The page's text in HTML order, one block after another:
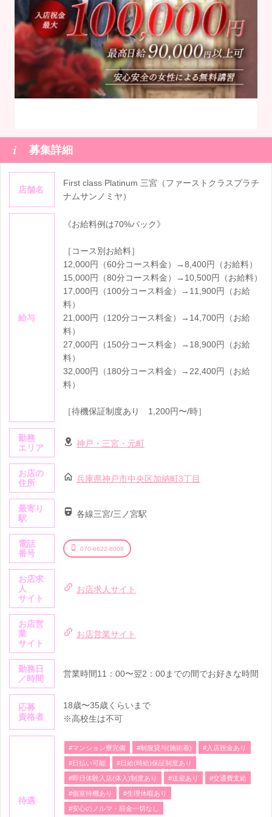
 募集詳細
店舗名
First class Platinum 三宮（ファーストクラスプラチ
ナムサンノミヤ）
給与
《お給料例は70%バック》
［コース別お給料］
12,000円（60分コース料金）→8,400円（お給料）
15,000円（80分コース料金）→10,500円（お給料）
17,000円（100分コース料金）→11,900円（お給
料）
21,000円（120分コース料金）→14,700円（お給
料）
27,000円（150分コース料金）→18,900円（お給
料）
32,000円（180分コース料金）→22,400円（お給
料）
［待機保証制度あり 1,200円〜/時］
勤務
エリア
神戸・三宮・元町
お店の
住所
兵庫県神戸市中央区加納町3丁目
最寄り
駅
各線三宮/三ノ宮駅
電話
番号
070-6622-8008
お店求
人
サイト
お店求人サイト
お店営
業
サイト
お店営業サイト
勤務日
／時間
営業時間11：00〜翌2：00までの間でお好きな時間
応募
資格者
18歳〜35歳くらいまで
※高校生は不可
待遇
#マンション寮完備 #制服貸与(施術着) #入店祝金あり
#日払い可能 #日給(時給)保証制度あり
#即日体験入店(体入)制度あり #送迎あり #交通費支給
#個室待機あり #生理休暇あり
#安心のノルマ・罰金一切なし